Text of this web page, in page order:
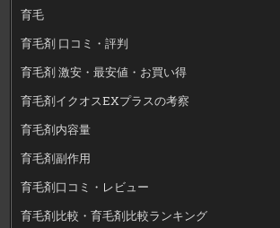
育毛
育毛剤 口コミ・評判
育毛剤 激安・最安値・お買い得
育毛剤イクオスEXプラスの考察
育毛剤内容量
育毛剤副作用
育毛剤口コミ・レビュー
育毛剤比較・育毛剤比較ランキング